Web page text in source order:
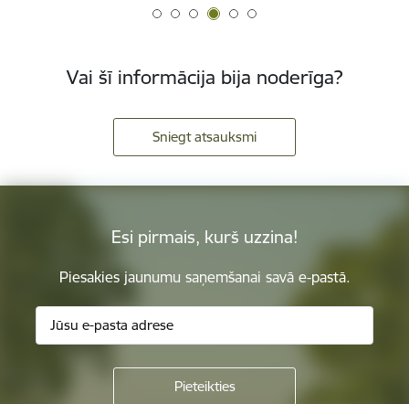
Vai šī informācija bija noderīga?
Sniegt atsauksmi
Esi pirmais, kurš uzzina!
Piesakies jaunumu saņemšanai savā e-pastā.